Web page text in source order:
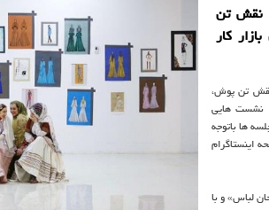
نقش تن
کار
تن پوش،
نشست هایی
ها باتوجه
اینستاگرام
لباس» و با